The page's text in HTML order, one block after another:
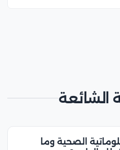
الشائعة
الصحية وما